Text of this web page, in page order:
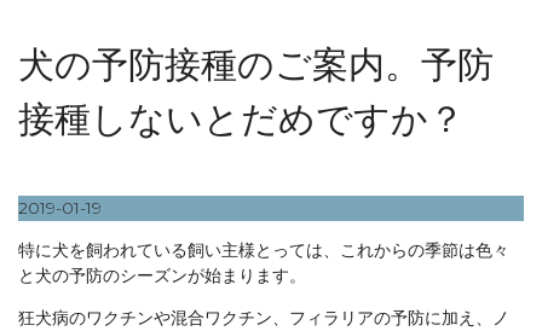
犬の予防接種のご案内。予防
接種しないとだめですか？
2019-01-19
特に犬を飼われている飼い主様とっては、これからの季節は色々
と犬の予防のシーズンが始まります。
狂犬病のワクチンや混合ワクチン、フィラリアの予防に加え、ノ